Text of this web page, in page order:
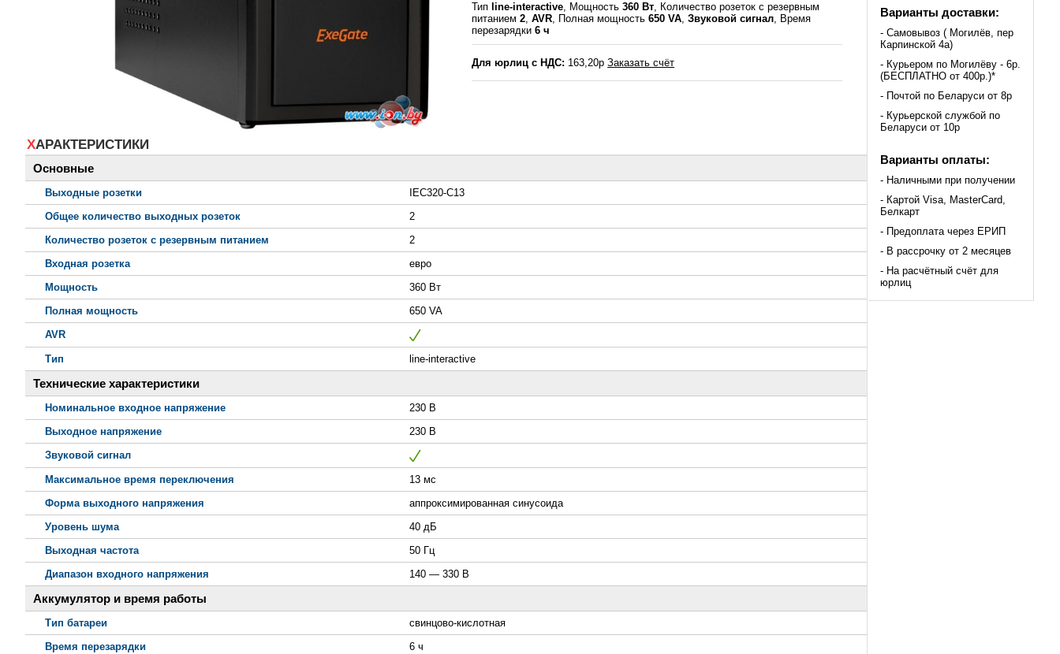
Тип line-interactive, Мощность360 Вт, Количество розеток с резервным
питанием2,AVR, Полная мощность650 VA,Звуковой сигнал, Время
перезарядки6 ч
Для юрлиц с НДС: 163,20рЗаказать счёт
ХАРАКТЕРИСТИКИ
Основные
Выходные розетки
IEC320-C13
Общее количество выходных розеток
2
Количество розеток с резервным питанием
2
Входная розетка
евро
Мощность
360 Вт
Полная мощность
650 VA
AVR
Тип line-interactive
Технические характеристики
Номинальное входное напряжение
230 В
Выходное напряжение
230 В
Звуковой сигнал
Максимальное время переключения
13 мс
Форма выходного напряжения
аппроксимированная синусоида
Уровень шума
40 дБ
Выходная частота
50 Гц
Диапазон входного напряжения
140 — 330 В
Аккумулятор и время работы
Тип батареи
свинцово-кислотная
Время перезарядки
6 ч
Варианты доставки:
- Самовывоз ( Могилёв, пер
Карпинской 4а)
- Курьером по Могилёву - 6р.
(БЕСПЛАТНО от 400р.)*
- Почтой по Беларуси от 8р
- Курьерской службой по
Беларуси от 10р
Варианты оплаты:
- Наличными при получении
- Картой Visa, MasterCard,
Белкарт
- Предоплата через ЕРИП
- В рассрочку от 2 месяцев
- На расчётный счёт для
юрлиц